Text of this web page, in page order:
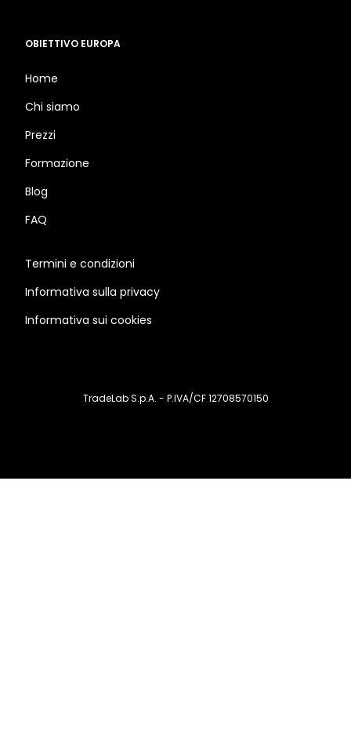
OBIETTIVO EUROPA
Home
Chi siamo
Prezzi
Formazione
Blog
FAQ
Termini e condizioni
Informativa sulla privacy
Informativa sui cookies
TradeLab S.p.A. - P.IVA/CF 12708570150